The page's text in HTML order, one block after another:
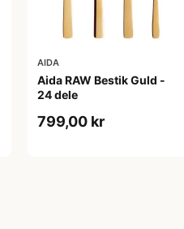
AIDA
Aida RAW Bestik Guld -
24 dele
799,00 kr